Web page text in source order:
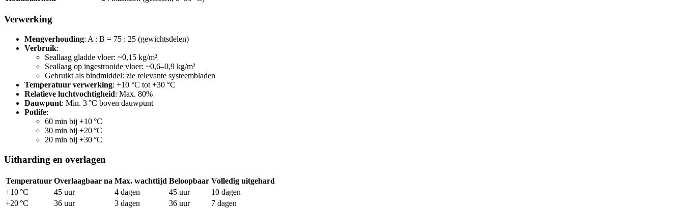
Verwerking
Mengverhouding: A : B = 75 : 25 (gewichtsdelen)
Verbruik:
Seallaag gladde vloer: ~0,15 kg/m²
Seallaag op ingestrooide vloer: ~0,6–0,9 kg/m²
Gebruikt als bindmiddel: zie relevante systeembladen
Temperatuur verwerking: +10 °C tot +30 °C
Relatieve luchtvochtigheid: Max. 80%
Dauwpunt: Min. 3 °C boven dauwpunt
Potlife:
60 min bij +10 °C
30 min bij +20 °C
20 min bij +30 °C
Uitharding en overlagen
Temperatuur Overlaagbaar na Max. wachttijd Beloopbaar Volledig uitgehard
+10 °C
45 uur 4 dagen 45 uur
10 dagen
+20 °C
36 uur 3 dagen 36 uur
7 dagen